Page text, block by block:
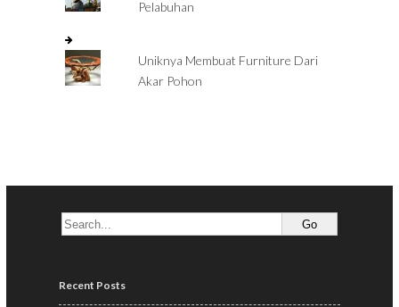
Pelabuhan
Uniknya Membuat Furniture Dari
Akar Pohon
Recent Posts